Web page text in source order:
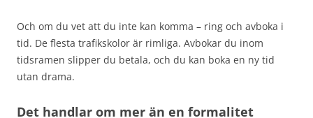
Och om du vet att du inte kan komma – ring och avboka i
tid. De flesta trafikskolor är rimliga. Avbokar du inom
tidsramen slipper du betala, och du kan boka en ny tid
utan drama.
Det handlar om mer än en formalitet